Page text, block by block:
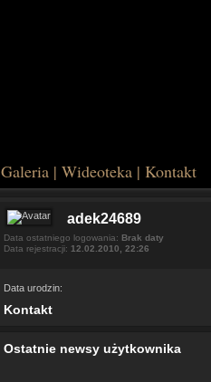
Galeria | Wideoteka | Kontakt
adek24689
Data ostatniego logowania: Brak daty
Data rejestracji: 12.02.2010, 22:26
Data urodzin:
Kontakt
Ostatnie newsy użytkownika